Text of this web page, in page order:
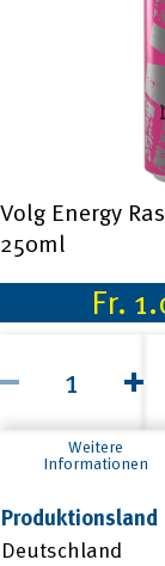
Volg Energy
250ml
Fr.
Raspberry
Menge Weitere
Informationen
Produktionsland
Deutschland